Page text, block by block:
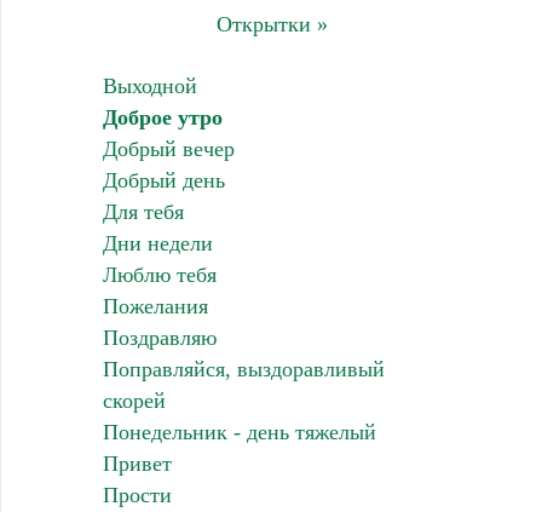
Открытки »
Выходной
Доброе утро
Добрый вечер
Добрый день
Для тебя
Дни недели
Люблю тебя
Пожелания
Поздравляю
Поправляйся, выздоравливый
скорей
Понедельник - день тяжелый
Привет
Прости